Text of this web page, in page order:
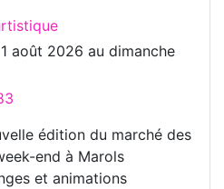
août 2026 au dimanche
édition du marché des
end à Marols
et animations